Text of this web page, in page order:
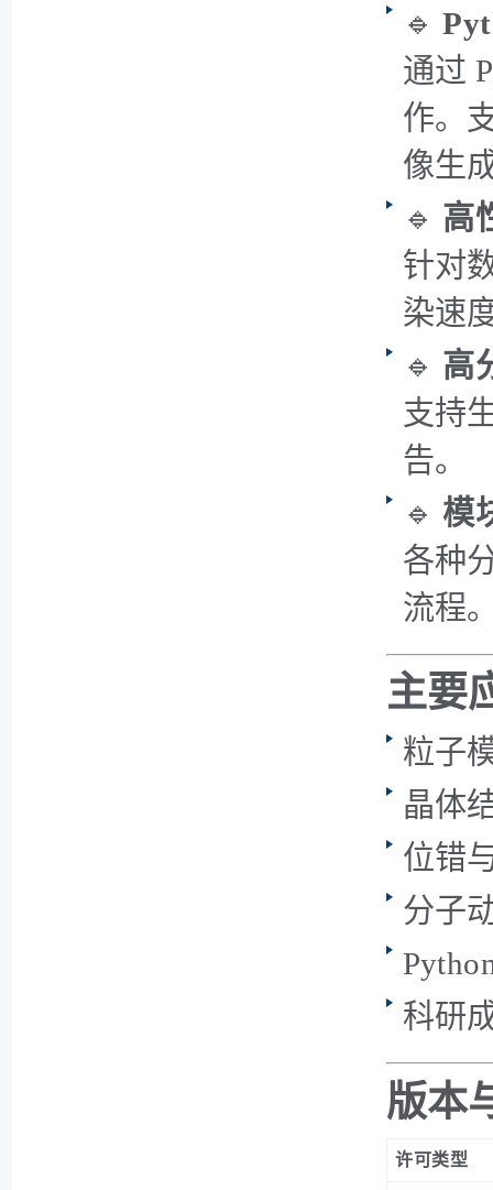
🔹
通过
作。
像生
🔹 高
针对
染速
🔹 高
支持
告。
🔹 模
各种
流程
主要
粒子
晶体
位错
分子
科研
版本
许可类型